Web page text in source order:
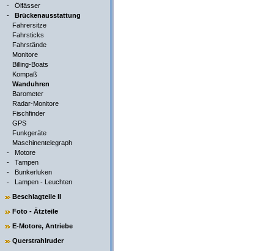
- Ölfässer
- Brückenausstattung
Fahrersitze
Fahrsticks
Fahrstände
Monitore
Billing-Boats
Kompaß
Wanduhren
Barometer
Radar-Monitore
Fischfinder
GPS
Funkgeräte
Maschinentelegraph
- Motore
- Tampen
- Bunkerluken
- Lampen - Leuchten
Beschlagteile II
Foto - Ätzteile
E-Motore, Antriebe
Querstrahlruder